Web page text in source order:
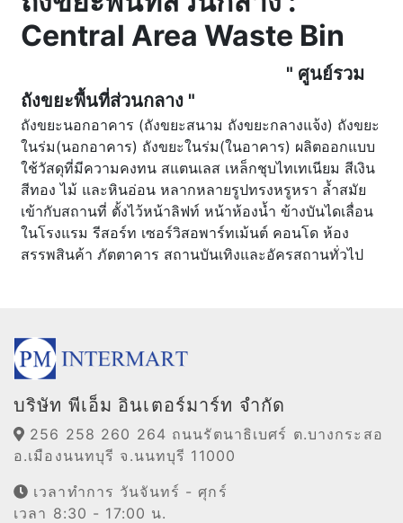
Central Area Waste Bin
" ศูนย์รวม
ถังขยะพื้นที่ส่วนกลาง "
ถังขยะนอกอาคาร (ถังขยะสนาม ถังขยะกลางแจ้ง) ถังขยะ
ในร่ม(นอกอาคาร) ถังขยะในร่ม(ในอาคาร) ผลิตออกแบบ
ใช้วัสดุที่มีความคงทน สแตนเลส เหล็กชุบไทเทเนียม สีเงิน
สีทอง ไม้ และหินอ่อน หลากหลายรูปทรงหรูหรา ล้ำสมัย
เข้ากับสถานที่ ตั้งไว้หน้าลิฟท์ หน้าห้องน้ำ ข้างบันไดเลื่อน
ในโรงแรม รีสอร์ท เซอร์วิสอพาร์ทเม้นต์ คอนโด ห้อง
สรรพสินค้า ภัตตาคาร สถานบันเทิงและอัครสถานทั่วไป
บริษัท พีเอ็ม อินเตอร์มาร์ท จำกัด
256 258 260 264 ถนนรัตนาธิเบศร์ ต.บางกระสอ
อ.เมืองนนทบุรี จ.นนทบุรี 11000
เวลาทำการ วันจันทร์ - ศุกร์
เวลา 8:30 - 17:00 น.